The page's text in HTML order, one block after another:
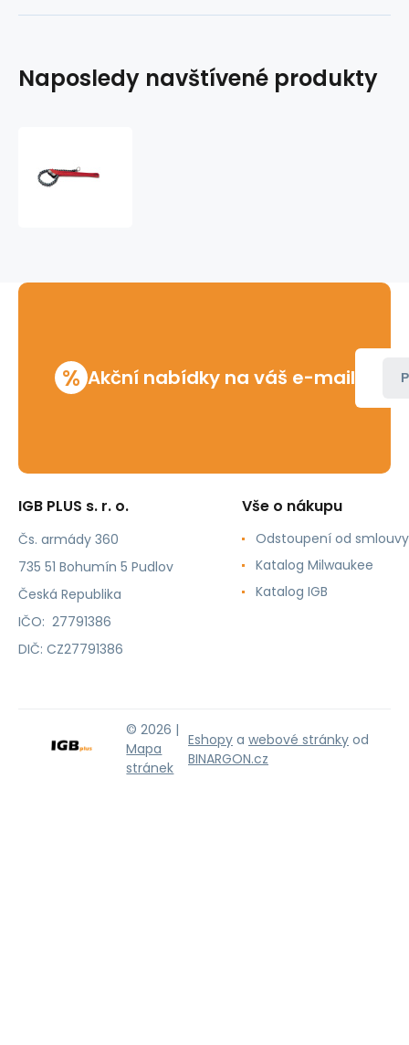
Naposledy navštívené produkty
Ridgid
% Akční nabídky na váš e-mail
IGB PLUS s. r. o.
Čs. armády 360
735 51 Bohumín 5 Pudlov
Česká Republika
IČO: 27791386
DIČ: CZ27791386
Vše o nákupu
Odstoupení od smlouvy
Katalog Milwaukee
Katalog IGB
© 2026 |
Mapa
stránek
Eshopy a webové stránky od
BINARGON.cz